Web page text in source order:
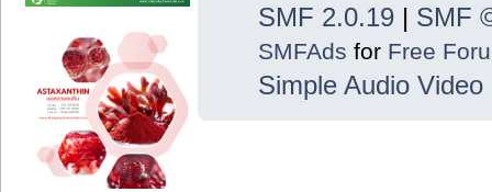
SMF 2.0.19| SMF
SMFAds for Free
Simple Audio